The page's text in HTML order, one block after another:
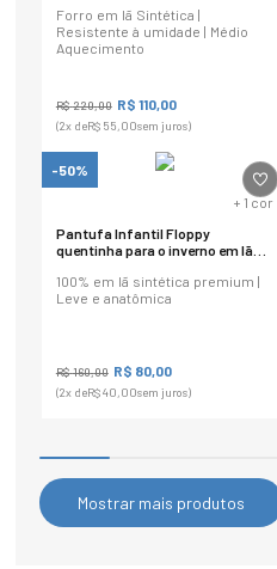
Forro em lã Sintética |
Resistente à umidade | Médio
Aquecimento
R$220,00 R$ 110,00
(2x deR$ 55,00sem juros)
-50%
+ 1 cor
Pantufa Infantil Floppy
quentinha para o inverno em lã
100% em lã sintética premium |
Leve e anatômica
R$160,00 R$ 80,00
(2x deR$40,00sem juros)
Mostrar mais produtos